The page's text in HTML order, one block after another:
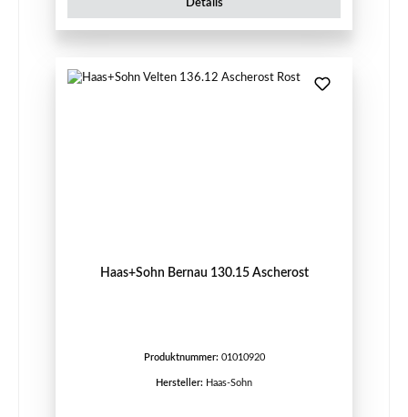
Details
Haas+Sohn Bernau 130.15 Ascherost
Produktnummer: 01010920
Hersteller: Haas-Sohn